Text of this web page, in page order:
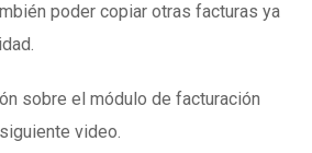
poder copiar otras facturas ya
sobre el módulo de facturación
video.